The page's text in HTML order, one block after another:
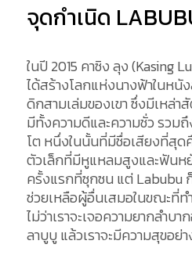
จุดกำเนิด
ในปี 2015 คาซิง ลุง (Kasing
ได้สร้างโลกแห่งนางฟ้าในห
ดิกสามเล่มของเขา ซึ่งมีเหล่า
มีทั้งความดีและความชั่ว รวมถึ
โต หนึ่งในนั้นที่มีชื่อเสียงที่สุด
ตัวเล็กที่มีหูแหลมสูงและฟันห
ครั้งแรกที่ซุกซน แต่ Labubu
ช่วยเหลือผู้อื่นเสมอในขณะที่ท
ไม่ว่าเราจะเจอความยากลำบา
ลาบูบู แล้วเราจะมีความสุขอย่